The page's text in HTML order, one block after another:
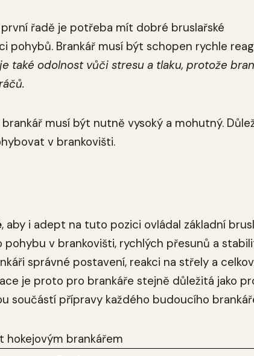
řadě je potřeba mít dobré bruslařské
pohybů. Brankář musí být schopen rychle
také odolnost vůči stresu a tlaku, protože
musí být nutně vysoký a mohutný.
v brankovišti.
, aby i adept na tuto pozici ovládal základní
v brankovišti, rychlých přesunů a
správné postavení, reakci na střely a
je proto pro brankáře stejně důležitá jako
součástí přípravy každého budoucího
hokejovým brankářem